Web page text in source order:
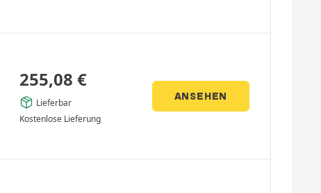
255,08 €
Lieferbar
Kostenlose Lieferung
ANSEHEN